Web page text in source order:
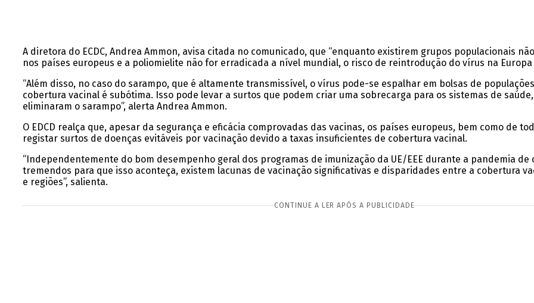
A diretora do ECDC, Andrea Ammon, avisa citada no comunicado, que “enquanto existirem grupos populacionais
nos países europeus e a poliomielite não for erradicada a nível mundial, o risco de reintrodução do vírus na Europa
“Além disso, no caso do sarampo, que é altamente transmissível, o vírus pode-se espalhar em bolsas de
cobertura vacinal é subótima. Isso pode levar a surtos que podem criar uma sobrecarga para os sistemas de
eliminaram o sarampo”, alerta Andrea Ammon.
O EDCD realça que, apesar da segurança e eficácia comprovadas das vacinas, os países europeus, bem como de
registar surtos de doenças evitáveis por vacinação devido a taxas insuficientes de cobertura vacinal.
“Independentemente do bom desempenho geral dos programas de imunização da UE/EEE durante a pandemia de
tremendos para que isso aconteça, existem lacunas de vacinação significativas e disparidades entre a cobertura
e regiões”, salienta.
CONTINUE A LER APÓS A PUBLICIDADE